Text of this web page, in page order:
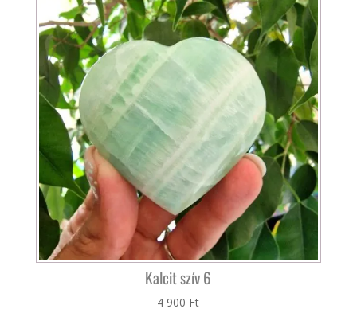
Kalcit szív 6
4 900 Ft